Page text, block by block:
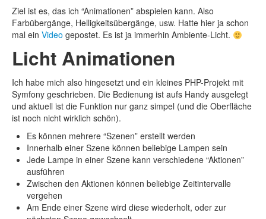
Ziel ist es, das ich “Animationen” abspielen kann. Also
Farbübergänge, Helligkeitsübergänge, usw. Hatte hier ja schon
mal ein Video gepostet. Es ist ja immerhin Ambiente-Licht.
Licht Animationen
Ich habe mich also hingesetzt und ein kleines PHP-Projekt mit
Symfony geschrieben. Die Bedienung ist aufs Handy ausgelegt
und aktuell ist die Funktion nur ganz simpel (und die Oberfläche
ist noch nicht wirklich schön).
Es können mehrere “Szenen” erstellt werden
Innerhalb einer Szene können beliebige Lampen sein
Jede Lampe in einer Szene kann verschiedene “Aktionen”
ausführen
Zwischen den Aktionen können beliebige Zeitintervalle
vergehen
Am Ende einer Szene wird diese wiederholt, oder zur